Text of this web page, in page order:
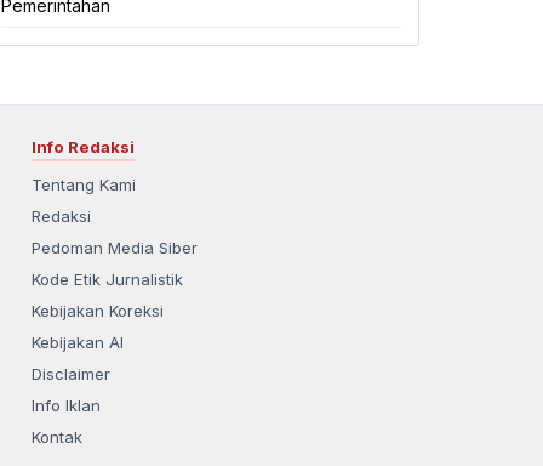
Pemerintahan
Info Redaksi
Tentang Kami
Redaksi
Pedoman Media Siber
Kode Etik Jurnalistik
Kebijakan Koreksi
Kebijakan AI
Disclaimer
Info Iklan
Kontak